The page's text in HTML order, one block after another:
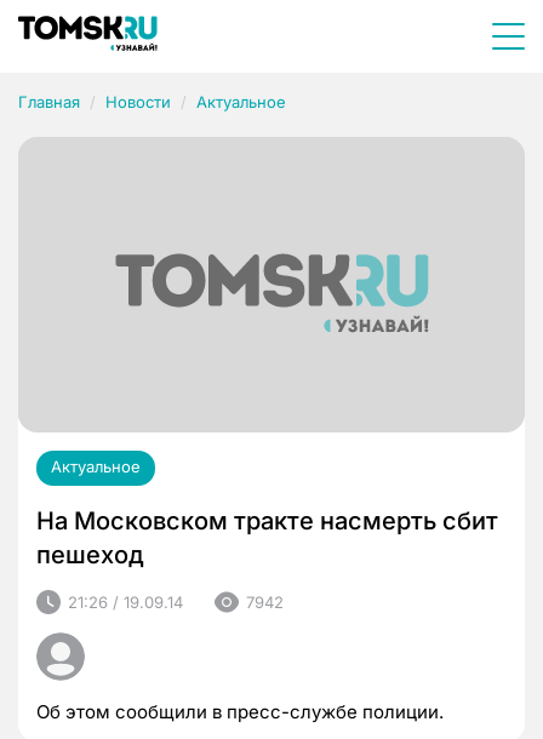
Главная Новости Актуальное
Актуальное
На Московском тракте насмерть сбит
пешеход
21:26 / 19.09.14 7942
Об этом сообщили в пресс-службе полиции.